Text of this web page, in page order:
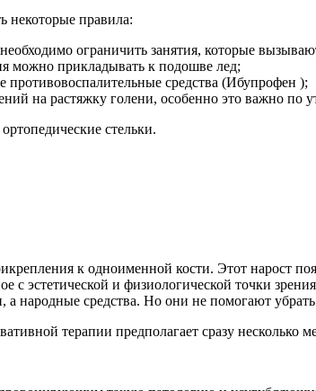
некоторые правила:
ограничить занятия, которые
можно прикладывать к подошве лед;
средства (Ибупрофен );
на растяжку голени, особенно это важно по
стельки.
к одноименной кости. Этот нарост
с эстетической и физиологической точки
народные средства. Но они не помогают
терапии предполагает сразу несколько